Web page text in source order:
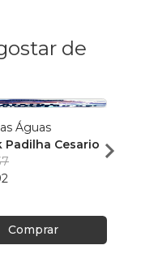
de
Águas
Padilha Cesario
Comprar
R$